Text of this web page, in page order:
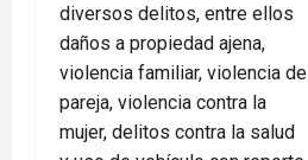
diversos delitos, entre ellos
daños a propiedad ajena,
violencia familiar, violencia de
pareja, violencia contra la
mujer, delitos contra la salud